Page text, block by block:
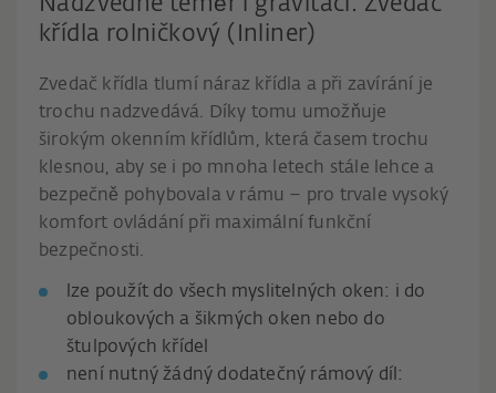
Nadzvedne téměř i gravitaci: Zvedač
křídla rolničkový (Inliner)
Zvedač křídla tlumí náraz křídla a při zavírání je
trochu nadzvedává. Díky tomu umožňuje
širokým okenním křídlům, která časem trochu
klesnou, aby se i po mnoha letech stále lehce a
bezpečně pohybovala v rámu – pro trvale vysoký
komfort ovládání při maximální funkční
bezpečnosti.
lze použít do všech myslitelných oken: i do
obloukových a šikmých oken nebo do
štulpových křídel
není nutný žádný dodatečný rámový díl: